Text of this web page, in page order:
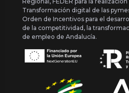
Transformación digital de las
Orden de Incentivos para el
de la competitividad, la
de empleo de Andalucía.